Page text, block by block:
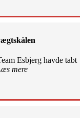
Esbjerg havde tabt
mere